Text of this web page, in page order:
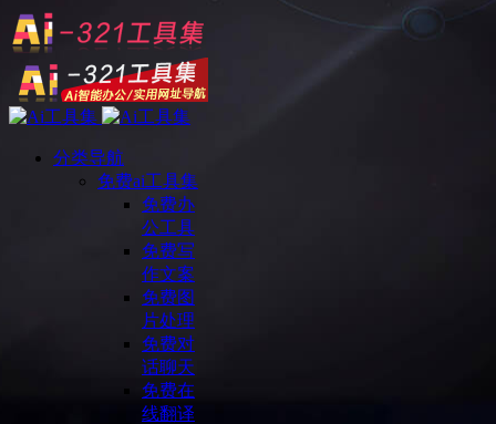
分类导航
免费ai工具集
免费办
公工具
免费写
作文案
免费图
片处理
免费对
话聊天
免费在
线翻译